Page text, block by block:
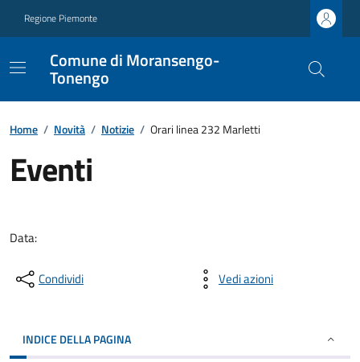
Regione Piemonte
Comune di Moransengo-
Tonengo
Home / Novità / Notizie / Orari linea 232 Marletti
Eventi
Data:
Condividi Vedi azioni
INDICE DELLA PAGINA